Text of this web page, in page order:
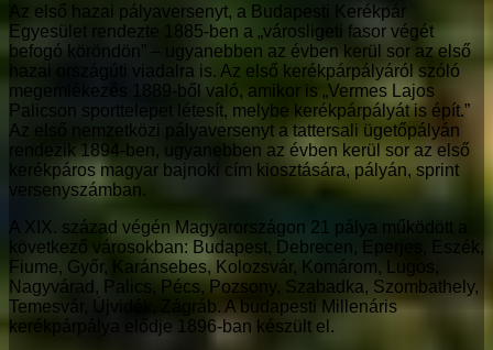
Az első hazai pályaversenyt, a Budapesti Kerékpár
Egyesület rendezte 1885-ben a „városligeti fasor végét
befogó köröndön” – ugyanebben az évben kerül sor az első
hazai országúti viadalra is. Az első kerékpárpályáról szóló
megemlékezés 1889-ből való, amikor is „Vermes Lajos
Palicson sporttelepet létesít, melybe kerékpárpályát is épít.”
Az első nemzetközi pályaversenyt a tattersali ügetőpályán
rendezik 1894-ben, ugyanebben az évben kerül sor az első
kerékpáros magyar bajnoki cím kiosztására, pályán, sprint
versenyszámban.
A XIX. század végén Magyarországon 21 pálya működött a
következő városokban: Budapest, Debrecen, Eperjes, Eszék,
Fiume, Győr, Karánsebes, Kolozsvár, Komárom, Lugos,
Nagyvárad, Palics, Pécs, Pozsony, Szabadka, Szombathely,
Temesvár, Újvidék, Zágráb. A budapesti Millenáris
kerékpárpálya elődje 1896-ban készült el.